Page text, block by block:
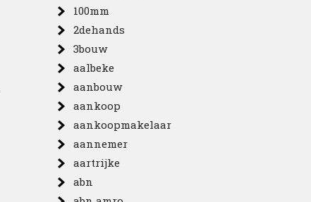
100mm
2dehands
3bouw
aalbeke
aanbouw
aankoop
aankoopmakelaar
aannemer
aartrijke
abn